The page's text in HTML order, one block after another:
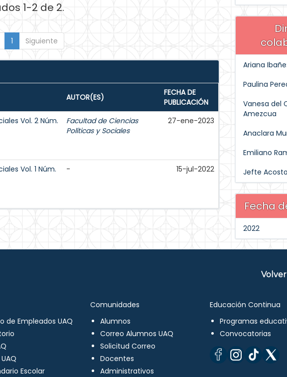
1-2 de 2.
1 Siguiente
AUTOR(ES)
FECHA DE
PUBLICACIÓN
Vol. 2 Núm.
Facultad de Ciencias
Políticas y Sociales
27-ene-2023
Vol. 1 Núm.
- 15-jul-2022
Ariana
Paulina
Vanesa del
Amezcua
Anaclara
Emiliano
Jefte Acosta
Fecha
2022
de Empleados UAQ
Escolar
Comunidades
Alumnos
Correo Alumnos UAQ
Solicitud Correo
Docentes
Administrativos
Educación Continua
Programas
Convocatorias